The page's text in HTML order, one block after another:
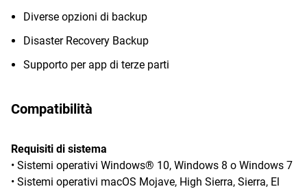
Diverse opzioni di backup
Disaster Recovery Backup
Supporto per app di terze parti
Compatibilità
Requisiti di sistema
• Sistemi operativi Windows® 10, Windows 8 o Windows 7
• Sistemi operativi macOS Mojave, High Sierra, Sierra, El